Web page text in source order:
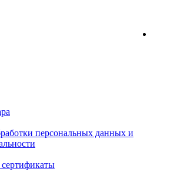
персональных данных и